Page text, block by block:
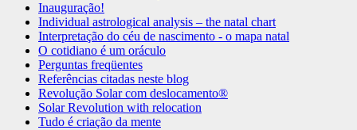
Inauguração!
Individual astrological analysis – the natal chart
Interpretação do céu de nascimento - o mapa natal
O cotidiano é um oráculo
Perguntas freqüentes
Referências citadas neste blog
Revolução Solar com deslocamento®
Solar Revolution with relocation
Tudo é criação da mente